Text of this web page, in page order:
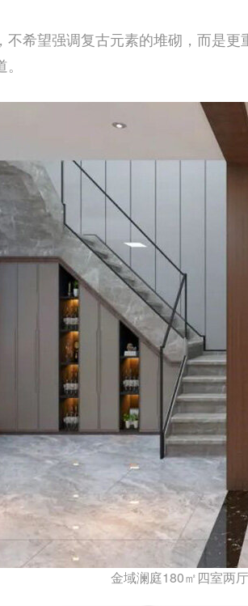
希望强调复古元素的堆砌，而是
金域澜庭180㎡四室两